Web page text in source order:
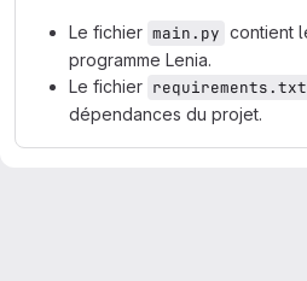
Le fichier main.py contient
programme Lenia.
Le fichier requirements.txt
dépendances du projet.